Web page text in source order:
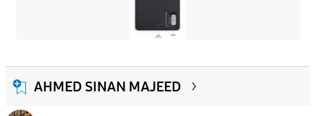
AHMED SINAN MAJEED